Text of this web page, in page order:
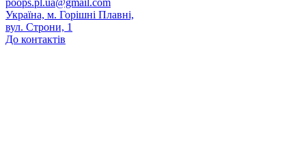
Україна, м. Горішні Плавні,
вул. Строни, 1
До контактів